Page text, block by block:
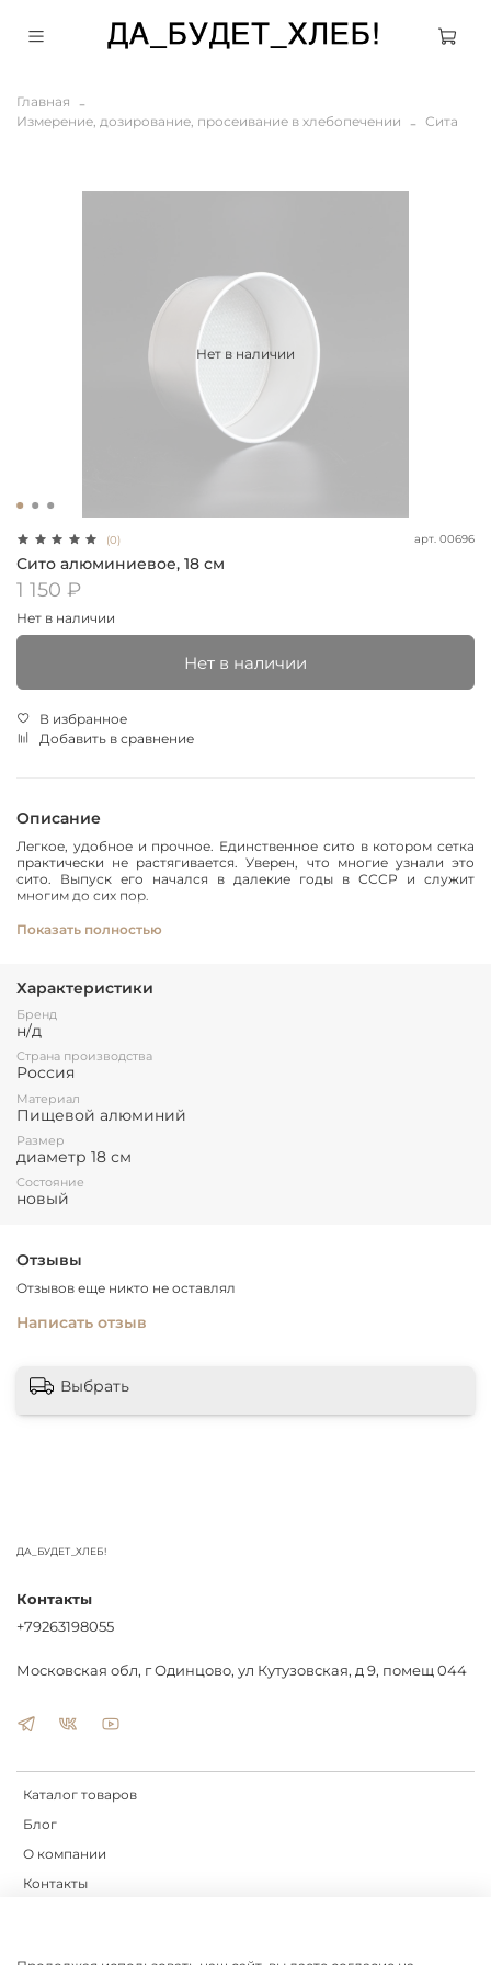
Главная
Измерение, дозирование, просеивание в хлебопечении
Сита
Нет в наличии
(0) арт. 00696
Сито алюминиевое, 18 см
1 150 ₽
Нет в наличии
Нет в наличии
В избранное
Добавить в сравнение
Описание
Легкое, удобное и прочное. Единственное сито в котором сетка
практически не растягивается. Уверен, что многие узнали это
сито. Выпуск его начался в далекие годы в СССР и служит
многим до сих пор.
Сито бытовое с сеткой из нержавеющей стали в обечайке из
Показать полностью
Характеристики
Бренд
н/д
Страна производства
Россия
Материал
Пищевой алюминий
Размер
диаметр 18 см
Состояние
новый
Отзывы
Отзывов еще никто не оставлял
Написать отзыв
Выбрать
ДА_БУДЕТ_ХЛЕБ!
Каталог товаров
Блог
О компании
Контакты
Контакты
+79263198055
Московская обл, г Одинцово, ул Кутузовская, д 9, помещ 044